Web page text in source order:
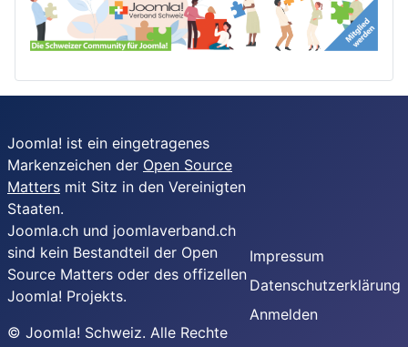
Joomla! ist ein eingetragenes
Markenzeichen der Open Source
Matters mit Sitz in den Vereinigten
Staaten.
Joomla.ch und joomlaverband.ch
sind kein Bestandteil der Open
Source Matters oder des offizellen
Joomla! Projekts.
© Joomla! Schweiz. Alle Rechte
Impressum
Datenschutzerklärung
Anmelden